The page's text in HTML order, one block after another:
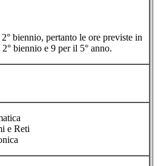
biennio, pertanto le ore previste in
biennio e 9 per il 5° anno.
e Reti